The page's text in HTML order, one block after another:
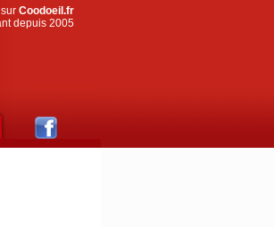
Coodoeil.fr
depuis 2005